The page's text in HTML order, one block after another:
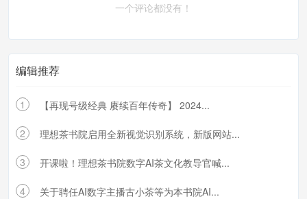
一个评论都没有！
编辑推荐
1 【再现号级经典 赓续百年传奇】 2024...
2 理想茶书院启用全新视觉识别系统，新版网站...
3 开课啦！理想茶书院数字AI茶文化教导官喊...
4 关于聘任AI数字主播古小茶等为本书院AI...